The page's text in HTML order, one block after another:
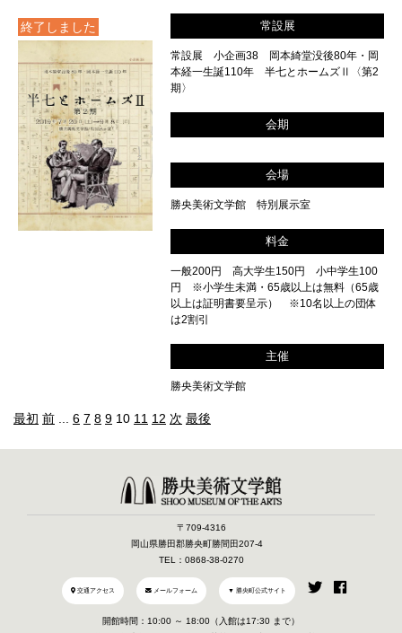
終了しました 常設展
常設展 小企画38 岡本綺堂没後80年・岡
本経一生誕110年 半七とホームズⅡ〈第2
期〉
会期
会場
勝央美術文学館 特別展示室
料金
一般200円 高大学生150円 小中学生100
円 ※小学生未満・65歳以上は無料（65歳
以上は証明書要呈示） ※10名以上の団体
は2割引
主催
勝央美術文学館
最初 前 6 7 8 9 10 11 12 次 最後
〒709-4316
岡山県勝田郡勝央町勝間田207-4
TEL：0868-38-0270
交通アクセス メールフォーム ▼ 勝央町公式サイト
開館時間：10:00 ～ 18:00（入館は17:30 まで）